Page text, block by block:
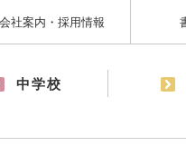
会社案内・採用情報
中学校